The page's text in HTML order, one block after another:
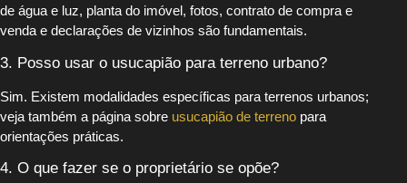
de água e luz, planta do imóvel, fotos, contrato de compra e
venda e declarações de vizinhos são fundamentais.
3. Posso usar o usucapião para terreno urbano?
Sim. Existem modalidades específicas para terrenos urbanos;
veja também a página sobre usucapião de terreno para
orientações práticas.
4. O que fazer se o proprietário se opõe?